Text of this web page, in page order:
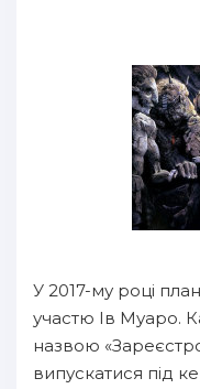
У 2017-му році
участю Ів Муаро.
назвою
випускатися під